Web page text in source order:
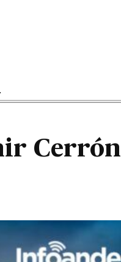
Cerrón
Cerrón